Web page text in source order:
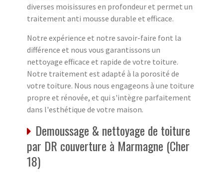
diverses moisissures en profondeur et permet un
traitement anti mousse durable et efficace.
Notre expérience et notre savoir-faire font la
différence et nous vous garantissons un
nettoyage efficace et rapide de votre toiture.
Notre traitement est adapté à la porosité de
votre toiture. Nous nous engageons à une toiture
propre et rénovée, et qui s'intègre parfaitement
dans l'esthétique de votre maison.
Demoussage & nettoyage de toiture
par DR couverture à Marmagne (Cher
18)